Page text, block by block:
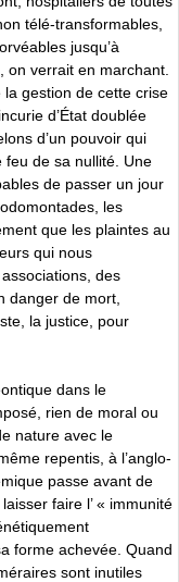
télé-transformables,
jusqu’à
verrait en marchant.
la gestion de cette crise
d’État doublée
d’un pouvoir qui
feu de sa nullité. Une
de passer un jour
les
que les plaintes au
qui nous
des
danger de mort,
la justice, pour
dans le
rien de moral ou
nature avec le
repentis, à l’anglo-
passe avant de
faire l’ « immunité
forme achevée. Quand
sont inutiles